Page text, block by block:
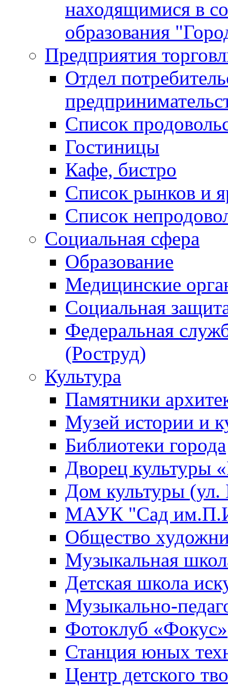
находящимися в
образования
Предприятия
Отдел
Список
Гостиницы
Кафе, бистро
Cписок рынков и
Список
Социальная сфера
Образование
Медицинские
Социальная
Федеральная
(Роструд)
Культура
Памятники
Музей истории и
Библиотеки города
Дворец культуры
Дом культуры (ул.
МАУК "Сад
Общество
Музыкальная
Детская школа
Музыкально-
Фотоклуб «Фокус»
Станция юных
Центр детского